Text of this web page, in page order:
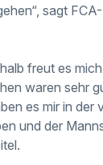
sagt
freut es
waren sehr
es mir in der
und der